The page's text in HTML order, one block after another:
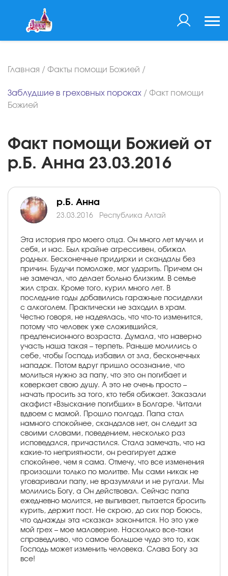
Главная / Факты помощи Божией /
Заблудшие в греховных пороках / Факт помощи
Божией
Факт помощи Божией от
р.Б. Анна 23.03.2016
р.Б. Анна
23.03.2016 Республика Алтай
Эта история про моего отца. Он много лет мучил и
себя, и нас. Был крайне агрессивен, обижал
родных. Бесконечные придирки и скандалы без
причин. Будучи помоложе, мог ударить. Причем он
не замечал, что делает больно близким. В семье
жил страх. Кроме того, курил много лет. В
последние годы добавились гаражные посиделки
с алкоголем. Практически не заходил в храм.
Честно говоря, не надеялась, что что-то изменится,
потому что человек уже сложившийся,
предпенсионного возраста. Думала, что наверно
участь наша такая – терпеть. Раньше молились о
себе, чтобы Господь избавил от зла, бесконечных
нападок. Потом вдруг пришло осознание, что
молиться нужно за папу, что это он погибает и
коверкает свою душу. А это не очень просто –
начать просить за того, кто тебя обижает. Заказали
акафист «Взыскание погибших» в Болгаре. Читали
вдвоем с мамой. Прошло полгода. Папа стал
намного спокойнее, скандалов нет, он следит за
своими словами, поведением, несколько раз
исповедался, причастился. Стала замечать, что на
какие-то неприятности, он реагирует даже
спокойнее, чем я сама. Отмечу, что все изменения
произошли только по молитве. Мы сами никак не
уговаривали папу, не вразумляли и не ругали. Мы
молились Богу, а Он действовал. Сейчас папа
ежедневно молится, не выпивает, пытается бросить
курить, держит пост. Не скрою, до сих пор боюсь,
что однажды эта «сказка» закончится. Но это уже
мой грех – мое маловерие. Насколько все-таки
справедливо, что самое большое чудо это то, как
Господь может изменить человека. Слава Богу за
все!